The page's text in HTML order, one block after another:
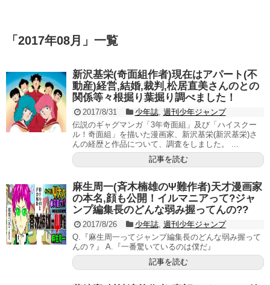
「 2017年08月 」 一覧
新沢基栄(奇面組作者)現在はアパート(不
動産)経営,結婚,裁判,松居直美さんのとの
関係等々根掘り葉掘り調べました！
2017/8/31 少年誌, 週刊少年ジャンプ
伝説のギャグマンガ「3年奇面組」及び「ハイスクー
ル！奇面組」を描いた漫画家、新沢基栄(新沢基栄)さ
んの経歴と作品について、調査をしました。 ...
記事を読む
麻生周一(斉木楠雄のΨ難作者)天才漫画家
の本名,顔も公開！イルマニアって?ジャ
ンプ編集長のどんな弱み握ってんの??
2017/8/26 少年誌, 週刊少年ジャンプ
Q.『麻生周一ってジャンプ編集長のどんな弱み握って
んの？』 A.『一番驚いているのは僕だ』
記事を読む